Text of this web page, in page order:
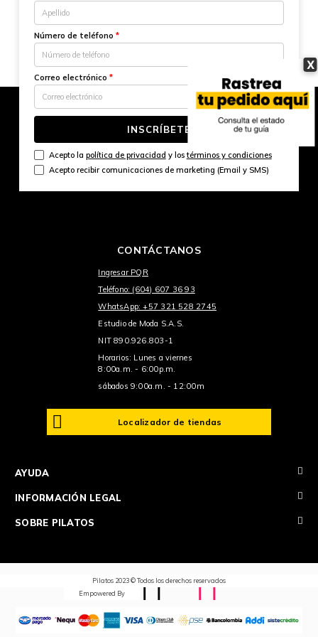
X
Número de teléfono *
Correo electrónico *
INSCRÍBETE
Acepto la política de privacidad y lostérminos y condiciones
Acepto recibir comunicaciones de marketing (Email y SMS)
CONTÁCTANOS
Ingresar PQR
Teléfono: (604) 607 36 93
WhatsApp: +57 321 528 2745
Estudio de Moda S.A.S.
NIT 890.926.803-1
Horarios: Lunes a viernes
8:00a.m. - 6:00p.m.
sábados 9:00a.m. - 12:00m
Localizador de tiendas
AYUDA +
INFORMACIÓN LEGAL +
SOBRE PILATOS +
Pilatos 2023 © Todos los derechos reservados
Empowered By